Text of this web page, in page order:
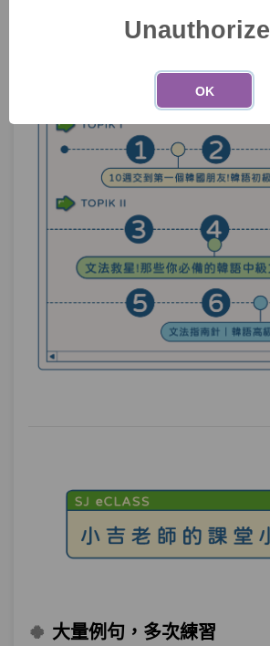
🍀 大量例句，多次練習
OK